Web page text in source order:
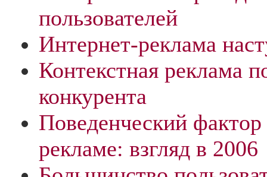
пользователей
Интернет-реклама
Контекстная реклама
конкурента
Поведенческий фактор
рекламе: взгляд в 2006